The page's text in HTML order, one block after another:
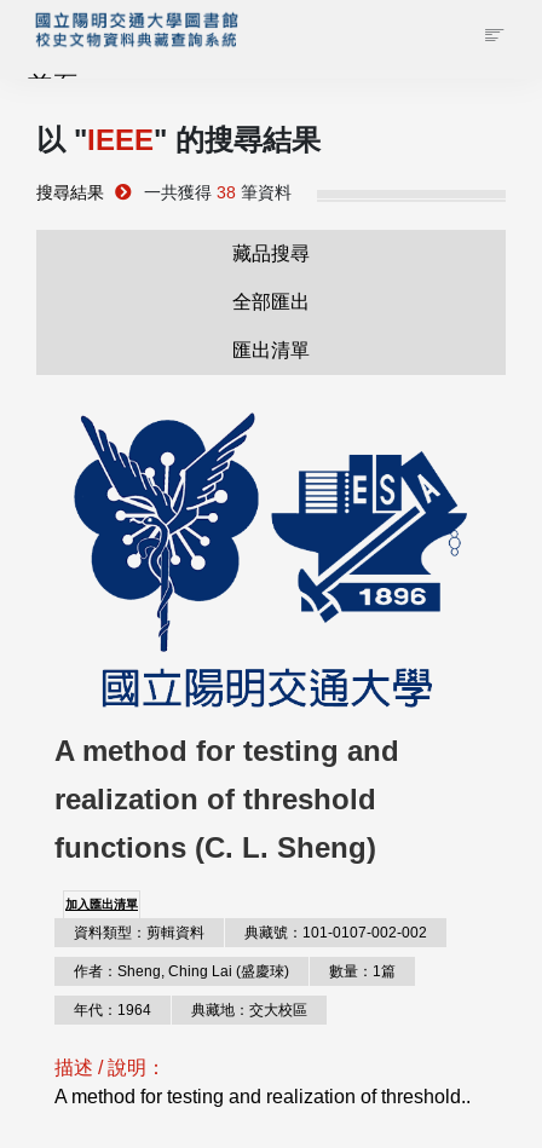
首頁
藏品查詢
管理者登入
以 "IEEE" 的搜尋結果
搜尋結果 一共獲得 38 筆資料
藏品搜尋
全部匯出
匯出清單
A method for testing and
realization of threshold
functions (C. L. Sheng)
加入匯出清單
資料類型：剪輯資料 典藏號：101-0107-002-002
作者：Sheng, Ching Lai (盛慶琜) 數量：1篇
年代：1964 典藏地：交大校區
描述 / 說明：
A method for testing and realization of threshold..